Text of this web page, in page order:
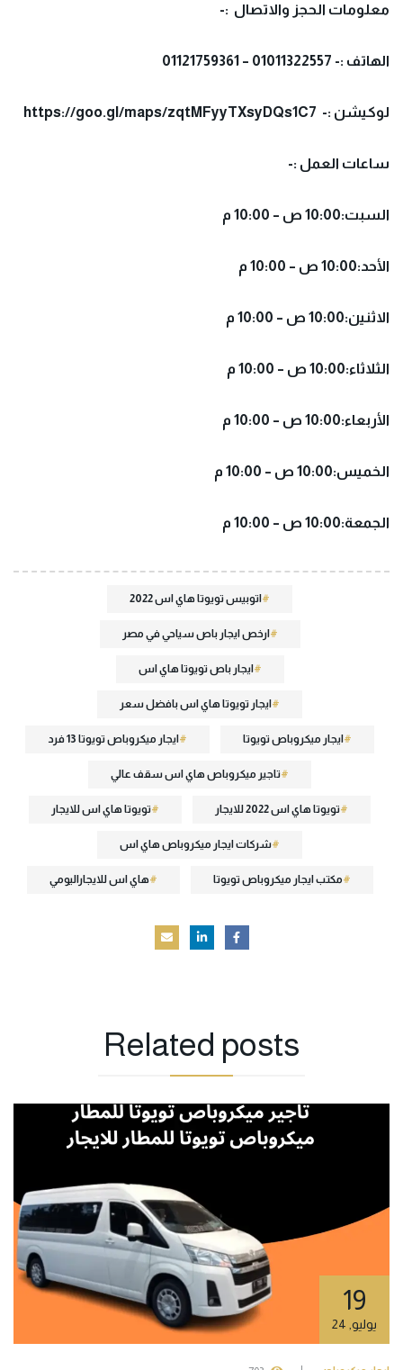
معلومات الحجز والاتصال :-
الهاتف :- 01011322557 – 01121759361
لوكيشن :- https://goo.gl/maps/zqtMFyyTXsyDQs1C7
ساعات العمل :-
السبت:10:00 ص – 10:00 م
الأحد:10:00 ص – 10:00 م
الاثنين:10:00 ص – 10:00 م
الثلاثاء:10:00 ص – 10:00 م
الأربعاء:10:00 ص – 10:00 م
الخميس:10:00 ص – 10:00 م
الجمعة:10:00 ص – 10:00 م
اتوبيس تويوتا هاي اس 2022
ارخص ايجار باص سياحي في مصر
ايجار باص تويوتا هاي اس
ايجار تويوتا هاي اس بافضل سعر
ايجار ميكروباص تويوتا ايجار ميكروباص تويوتا 13 فرد
تاجير ميكروباص هاي اس سقف عالي
تويوتا هاي اس 2022 للايجار تويوتا هاي اس للايجار
شركات ايجار ميكروباص هاي اس
مكتب ايجار ميكروباص تويوتا هاي اس للايجاراليومي
Related posts
19
يوليو